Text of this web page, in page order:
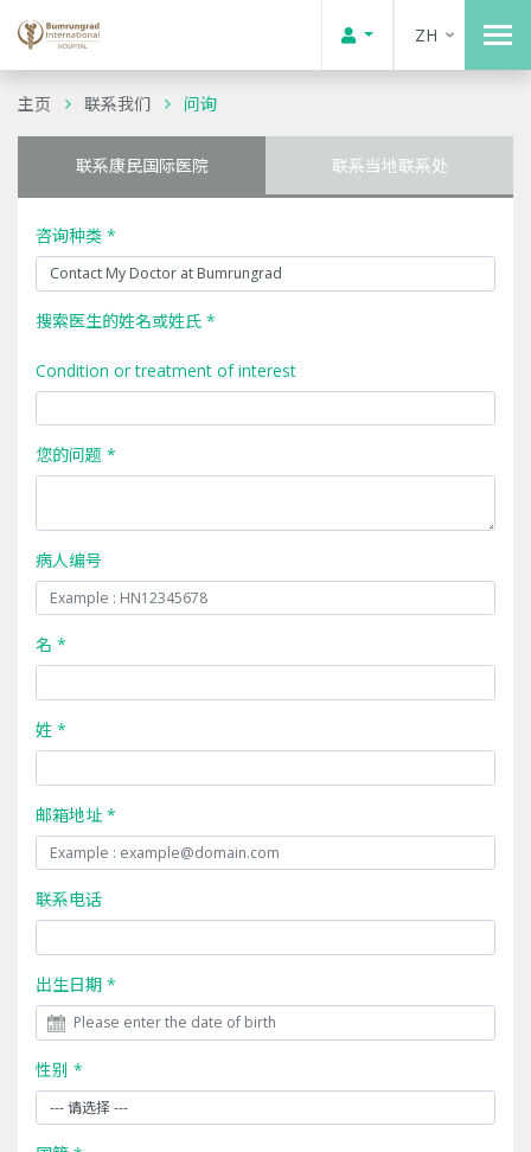
ZH
主页 联系我们 问询
联系康民国际医院 联系当地联系处
咨询种类 *
搜索医生的姓名或姓氏 *
Condition or treatment of interest
您的问题 *
病人编号
名 *
姓 *
邮箱地址 *
联系电话
出生日期 *
性别 *